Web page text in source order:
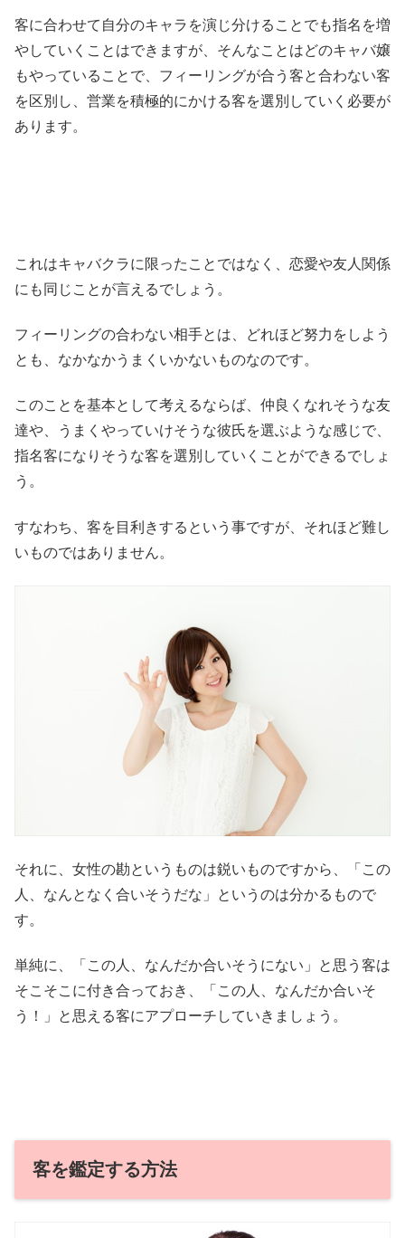
客に合わせて自分のキャラを演じ分けることでも指名を増
やしていくことはできますが、そんなことはどのキャバ嬢
もやっていることで、フィーリングが合う客と合わない客
を区別し、営業を積極的にかける客を選別していく必要が
あります。
これはキャバクラに限ったことではなく、恋愛や友人関係
にも同じことが言えるでしょう。
フィーリングの合わない相手とは、どれほど努力をしよう
とも、なかなかうまくいかないものなのです。
このことを基本として考えるならば、仲良くなれそうな友
達や、うまくやっていけそうな彼氏を選ぶような感じで、
指名客になりそうな客を選別していくことができるでしょ
う。
すなわち、客を目利きするという事ですが、それほど難し
いものではありません。
それに、女性の勘というものは鋭いものですから、「この
人、なんとなく合いそうだな」というのは分かるもので
す。
単純に、「この人、なんだか合いそうにない」と思う客は
そこそこに付き合っておき、「この人、なんだか合いそ
う！」と思える客にアプローチしていきましょう。
客を鑑定する方法